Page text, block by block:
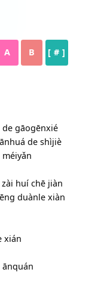
de gāogēnxié
de shìjiè
méiyǎn
zài huí chē jiàn
duànle xiàn